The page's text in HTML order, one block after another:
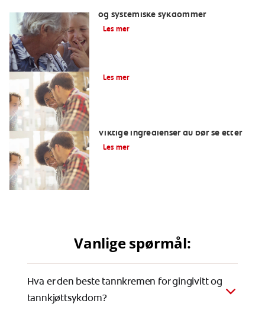
og systemiske sykdommer
Les mer
Les mer
Viktige ingredienser du bør se etter
Les mer
Vanlige spørmål:
Hva er den beste tannkremen for gingivitt og
tannkjøttsykdom?